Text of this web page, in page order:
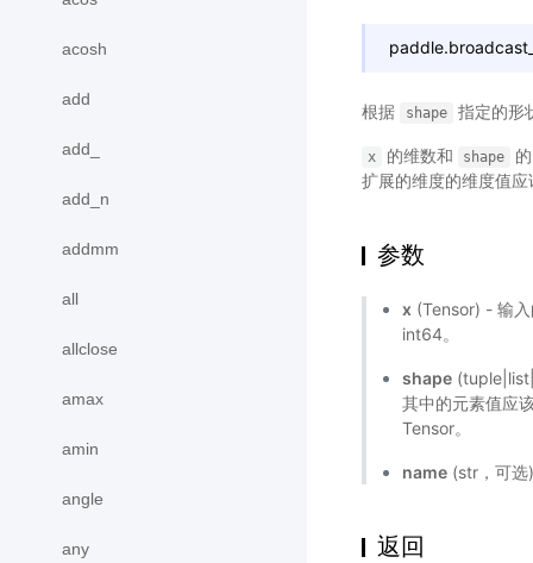
acosh
add
add_
add_n
addmm
all
allclose
amax
amin
angle
any
paddle.
根据 shape 指定的形
x 的维数和 shape
扩展的维度的维度值
参数
x (Tensor) - 输
int64。
shape
其中的元素值应
Tensor。
name (str，可
返回